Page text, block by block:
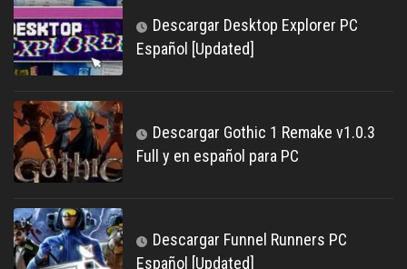
Descargar Desktop Explorer PC
Español [Updated]
Descargar Gothic 1 Remake v1.0.3
Full y en español para PC
Descargar Funnel Runners PC
Español [Updated]